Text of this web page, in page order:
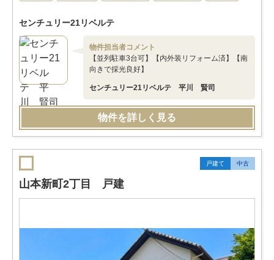
センチュリー21リベルテ
物件担当者コメント
【並列駐車3台可】【内外装リフォーム済】【南
向きで採光良好】
センチュリー21リベルテ 平川 賢司
物件を詳しく見る
戸建て 中古
山本新町2丁目 戸建